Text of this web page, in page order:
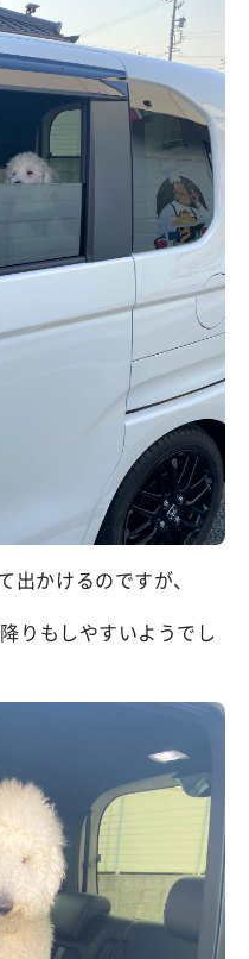
出かけるのですが、
りもしやすいようでし